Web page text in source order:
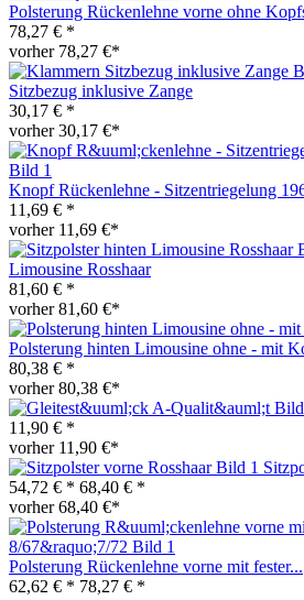
Polsterung Rückenlehne vorne ohne
78,27 € *
vorher 78,27 €*
Sitzbezug inklusive Zange
30,17 € *
vorher 30,17 €*
Knopf Rückenlehne - Sitzentriegelung
11,69 € *
vorher 11,69 €*
Limousine Rosshaar
81,60 € *
vorher 81,60 €*
Polsterung hinten Limousine ohne - mit
80,38 € *
vorher 80,38 €*
11,90 € *
vorher 11,90 €*
54,72 € * 68,40 € *
vorher 68,40 €*
Polsterung Rückenlehne vorne mit fester...
62,62 € * 78,27 € *